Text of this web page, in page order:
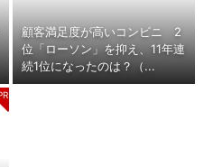
顧客満足度が高いコンビニ 2
位「ローソン」を抑え、11年連
続1位になったのは？（...